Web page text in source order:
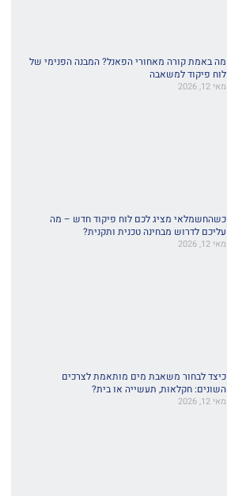
מה באמת קורה מאחורי הפאנל? המבנה הפנימי של
לוח פיקוד למשאבה
מאי 12, 2026
כשהחשמלאי מציג לכם לוח פיקוד חדש – מה
עליכם לדרוש מבחינה טכנית ותקנית?
מאי 12, 2026
כיצד לבחור משאבת מים מותאמת לצרכים
השונים: חקלאות, תעשייה או בית?
מאי 12, 2026